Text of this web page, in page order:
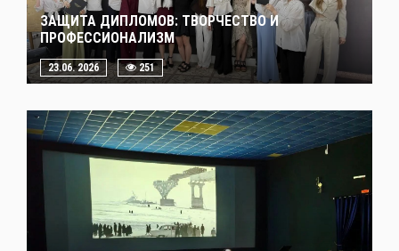
ЗАЩИТА ДИПЛОМОВ: ТВОРЧЕСТВО И
ПРОФЕССИОНАЛИЗМ
23.06. 2026 251